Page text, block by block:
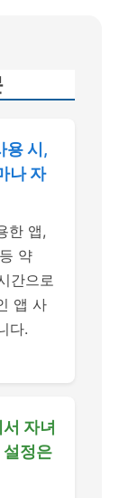
용 시,
나 자
한 앱,
약
간으로
앱 사
다.
자녀
설정은